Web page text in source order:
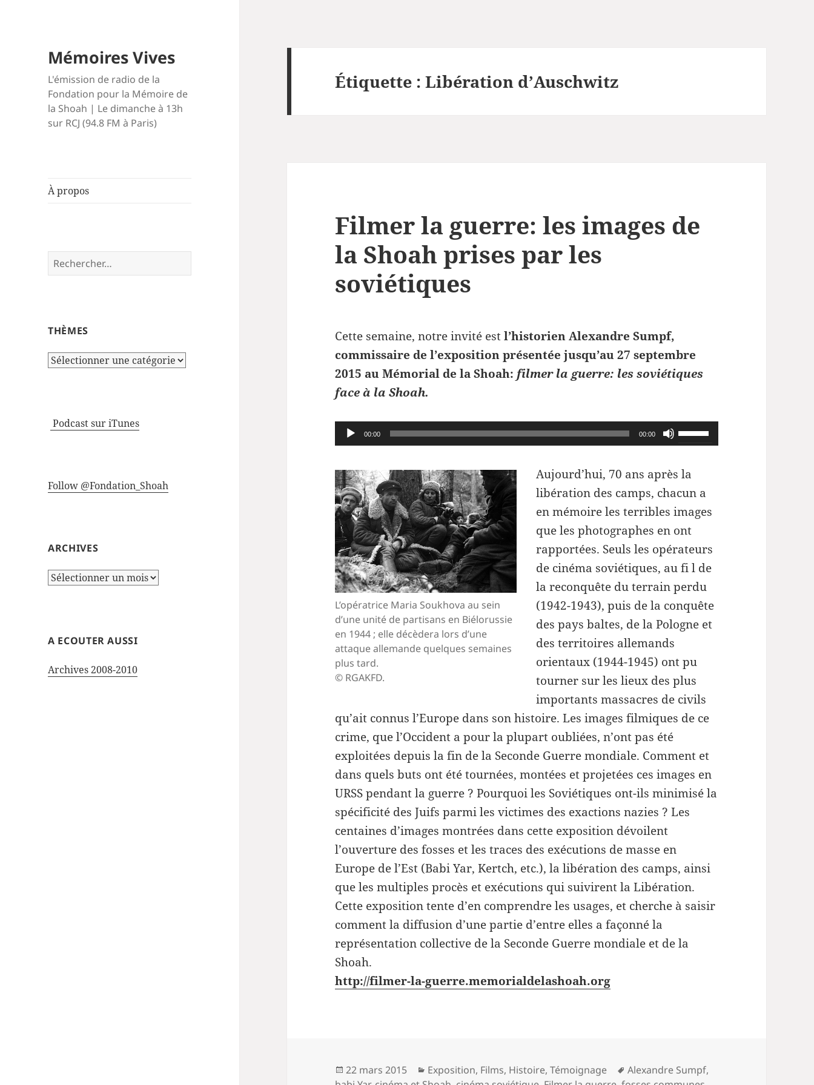
Mémoires Vives
L'émission de radio de la
Fondation pour la Mémoire de
la Shoah | Le dimanche à 13h
sur RCJ (94.8 FM à Paris)
À propos
Rechercher :
THÈMES
Thèmes
Podcast sur iTunes
Follow @Fondation_Shoah
ARCHIVES
Archives
A ECOUTER AUSSI
Archives 2008-2010
Étiquette :Libération d’Auschwitz
Filmer la guerre: les images de
la Shoah prises par les
soviétiques
Cette semaine, notre invité estl’historien Alexandre Sumpf,
commissaire de l’exposition présentée jusqu’au 27 septembre
2015 au Mémorial de la Shoah: filmer la guerre: les soviétiques
face à la Shoah.
Lecteur
audio
00:00 00:00
Utilisez
les
flèches
diminuer
volume.
L’opératrice Maria Soukhova au sein
d’une unité de partisans en Biélorussie
en 1944 ; elle décèdera lors d’une
attaque allemande quelques semaines
plus tard.
© RGAKFD.
Aujourd’hui, 70 ans après la
libération des camps, chacun a
en mémoire les terribles images
que les photographes en ont
rapportées. Seuls les opérateurs
de cinéma soviétiques, au fi l de
la reconquête du terrain perdu
(1942-1943), puis de la conquête
des pays baltes, de la Pologne et
des territoires allemands
orientaux (1944-1945) ont pu
tourner sur les lieux des plus
importants massacres de civils
qu’ait connus l’Europe dans son histoire. Les images filmiques de ce
crime, que l’Occident a pour la plupart oubliées, n’ont pas été
exploitées depuis la fin de la Seconde Guerre mondiale. Comment et
dans quels buts ont été tournées, montées et projetées ces images en
URSS pendant la guerre ? Pourquoi les Soviétiques ont-ils minimisé la
spécificité des Juifs parmi les victimes des exactions nazies ? Les
centaines d’images montrées dans cette exposition dévoilent
l’ouverture des fosses et les traces des exécutions de masse en
Europe de l’Est (Babi Yar, Kertch, etc.), la libération des camps, ainsi
que les multiples procès et exécutions qui suivirent la Libération.
Cette exposition tente d’en comprendre les usages, et cherche à saisir
comment la diffusion d’une partie d’entre elles a façonné la
représentation collective de la Seconde Guerre mondiale et de la
Shoah.
http://filmer-la-guerre.memorialdelashoah.org
Publié
22 mars 2015 Catégories
Exposition, Films, Histoire,Témoignage
Mots-
Alexandre Sumpf,